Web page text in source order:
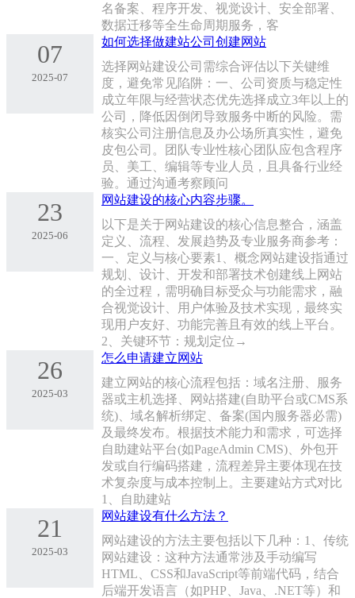
名备案、程序开发、视觉设计、安全部署、
数据迁移等全生命周期服务，客
如何选择做建站公司创建网站
选择网站建设公司需综合评估以下关键维
度，避免常见陷阱：一、公司资质与稳定性‌
成立年限与经营状态‌优先选择成立3年以上的
公司，降低因倒闭导致服务中断的风险‌。需
核实公司注册信息及办公场所真实性，避免
皮包公司‌。‌团队专业性‌核心团队应包含程序
员、美工、编辑等专业人员，且具备行业经
验‌。通过沟通考察顾问
07
2025-07
网站建设的核心内容步骤。
以下是关于网站建设的核心信息整合，涵盖
定义、流程、发展趋势及专业服务商参考：
一、定义与核心要素1、‌概念‌网站建设指通过
规划、设计、开发和部署技术创建线上网站
的全过程，需明确目标受众与功能需求，融
合视觉设计、用户体验及技术实现，最终实
现用户友好、功能完善且有效的线上平台。
2、‌关键环节‌：规划定位→
23
2025-06
怎么申请建立网站
建立网站的核心流程包括：域名注册、服务
器或主机选择、网站搭建(自助平台或CMS系
统)、域名解析绑定、备案(国内服务器必需)
及最终发布。根据技术能力和需求，可选择
自助建站平台(如PageAdmin CMS)、外包开
发或自行编码搭建，流程差异主要体现在技
术复杂度与成本控制上。主要建站方式对比
1、自助建站
26
2025-03
网站建设有什么方法？
‌网站建设的方法主要包括以下几种‌：1、‌传统
网站建设‌：这种方法通常涉及手动编写
HTML、CSS和JavaScript等前端代码，结合
后端开发语言（如PHP、Java、.NET等）和
21
2025-03